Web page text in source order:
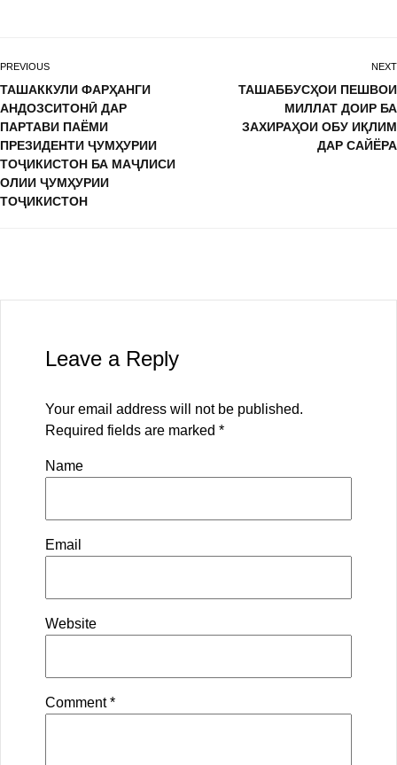
PREVIOUS
ТАШАККУЛИ ФАРҲАНГИ
АНДОЗСИТОНӢ ДАР
ПАРТАВИ ПАЁМИ
ПРЕЗИДЕНТИ ҶУМҲУРИИ
ТОҶИКИСТОН БА МАҶЛИСИ
ОЛИИ ҶУМҲУРИИ
ТОҶИКИСТОН
NEXT
ТАШАББУСҲОИ ПЕШВОИ
МИЛЛАТ ДОИР БА
ЗАХИРАҲОИ ОБУ ИҚЛИМ
ДАР САЙЁРА
Leave a Reply
Your email address will not be published.
Required fields are marked *
Name
Email
Website
Comment*